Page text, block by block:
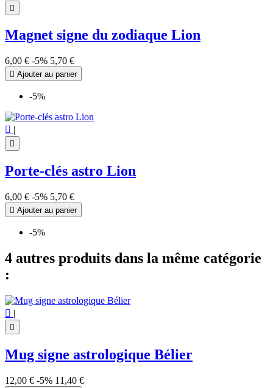

Magnet signe du zodiaque Lion
6,00 € -5% 5,70 €
 Ajouter au panier
-5%
 |

Porte-clés astro Lion
6,00 € -5% 5,70 €
 Ajouter au panier
-5%
4 autres produits dans la même catégorie
:
 |

Mug signe astrologique Bélier
12,00 € -5% 11,40 €